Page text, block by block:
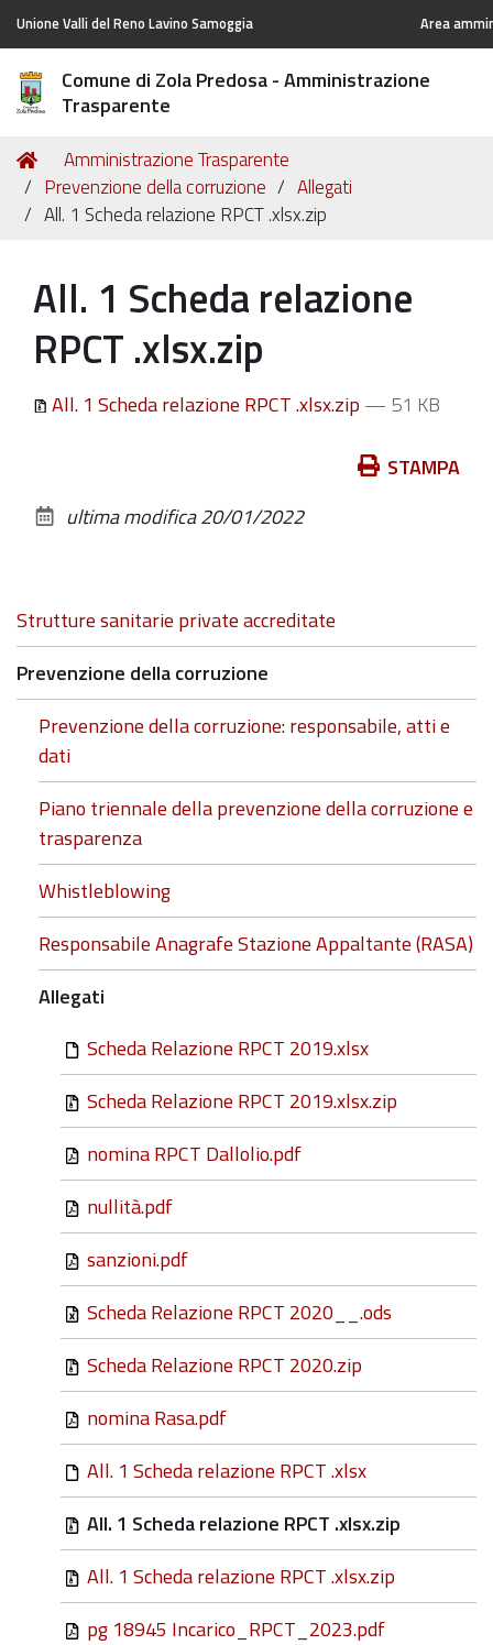
Unione Valli del Reno Lavino Samoggia Area
Comune di Zola Predosa - Amministrazione
Trasparente
Tu
sei
qui:
Home
Amministrazione Trasparente
Prevenzione della corruzione
Allegati
All. 1 Scheda relazione RPCT .xlsx.zip
All. 1 Scheda relazione
RPCT .xlsx.zip
All. 1 Scheda relazione RPCT .xlsx.zip — 51 KB
documento
STAMPA
ultima modifica20/01/2022
Navigazione
Strutture sanitarie private accreditate
Prevenzione della corruzione
Prevenzione della corruzione: responsabile, atti e
dati
Piano triennale della prevenzione della corruzione e
trasparenza
Whistleblowing
Responsabile Anagrafe Stazione Appaltante (RASA)
Allegati
Scheda Relazione RPCT 2019.xlsx
Scheda Relazione RPCT 2019.xlsx.zip
nomina RPCT Dallolio.pdf
nullità.pdf
sanzioni.pdf
Scheda Relazione RPCT 2020__.ods
Scheda Relazione RPCT 2020.zip
nomina Rasa.pdf
All. 1 Scheda relazione RPCT .xlsx
All. 1 Scheda relazione RPCT .xlsx.zip
All. 1 Scheda relazione RPCT .xlsx.zip
pg 18945 Incarico_RPCT_2023.pdf